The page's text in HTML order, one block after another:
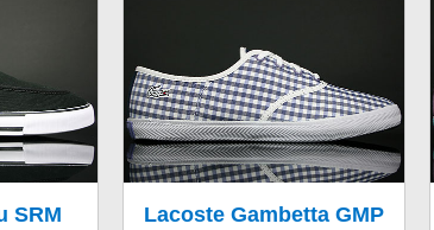
SRM
Lacoste Gambetta GMP